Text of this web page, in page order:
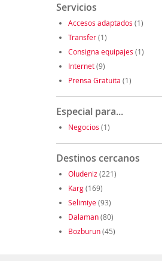
Servicios
Accesos adaptados (1)
Transfer(1)
Consigna equipajes (1)
Internet(9)
Prensa Gratuita (1)
Especial para...
Negocios (1)
Destinos cercanos
Oludeniz (221)
Karg(169)
Selimiye(93)
Dalaman(80)
Bozburun(45)